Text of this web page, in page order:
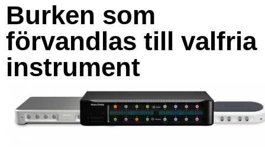
Burken som
förvandlas till valfria
instrument